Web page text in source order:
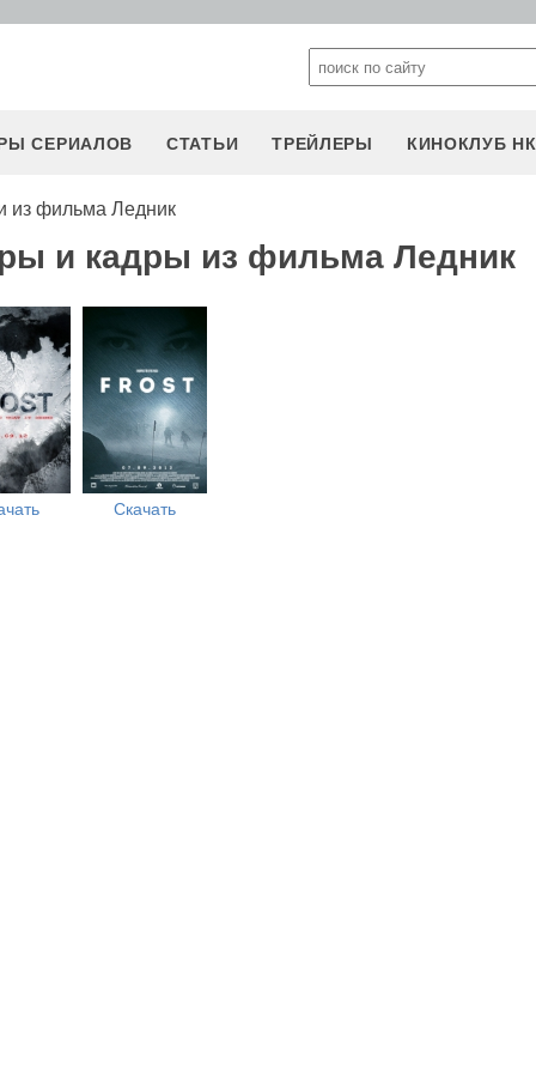
СЕРИАЛОВ СТАТЬИ ТРЕЙЛЕРЫ КИНОКЛУБ НК
из фильма Ледник
и кадры из фильма Ледник
Скачать